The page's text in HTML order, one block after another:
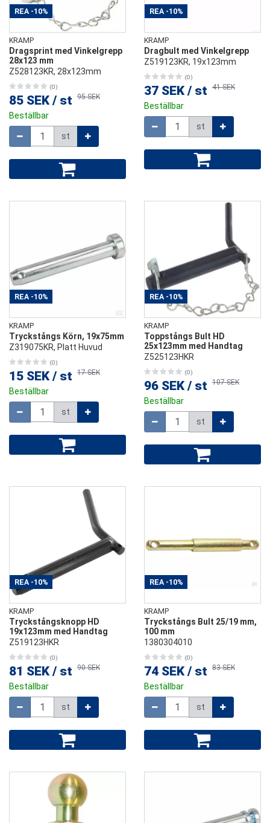
REA -10%
KRAMP
Dragsprint med Vinkelgrepp
28x123 mm
Z528123KR, 28x123mm
(0)
85 SEK / st 95 SEK
Beställbar
st
REA -10%
KRAMP
Dragbult med Vinkelgrepp
Z519123KR, 19x123mm
(0)
37 SEK / st 41 SEK
Beställbar
st
REA -10%
KRAMP
Tryckstångs Körn, 19x75mm
Z319075KR, Platt Huvud
(0)
15 SEK / st 17 SEK
Beställbar
st
REA -10%
KRAMP
Toppstångs Bult HD
25x123mm med Handtag
Z525123HKR
(0)
96 SEK / st 107 SEK
Beställbar
st
REA -10%
KRAMP
Tryckstångsknopp HD
19x123mm med Handtag
Z519123HKR
(0)
81 SEK / st 90 SEK
Beställbar
st
REA -10%
KRAMP
Tryckstångs Bult 25/19 mm,
100 mm
1380304010
(0)
74 SEK / st 83 SEK
Beställbar
st